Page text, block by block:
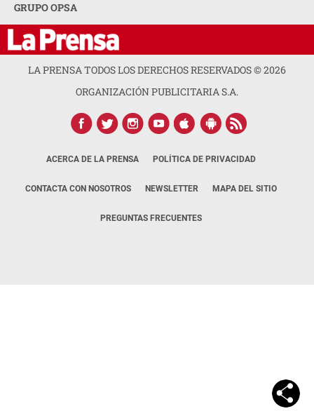
GRUPO OPSA
LA PRENSA TODOS LOS DERECHOS RESERVADOS ©2026
ORGANIZACIÓN PUBLICITARIA S.A.
ACERCA DE LA PRENSA POLÍTICA DE PRIVACIDAD
CONTACTA CON NOSOTROS NEWSLETTER MAPA DEL SITIO
PREGUNTAS FRECUENTES